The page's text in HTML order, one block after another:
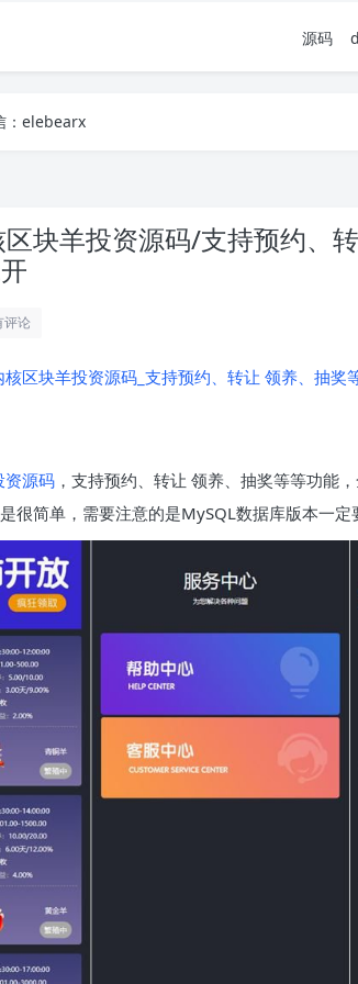
源码
：elebearx
块羊投资源码/支持预约、
评论
区块羊投资源码_支持预约、转让 领养、抽奖
资源码 ，支持预约、转让 领养、抽奖等等功能
很简单，需要注意的是MySQL数据库版本一定